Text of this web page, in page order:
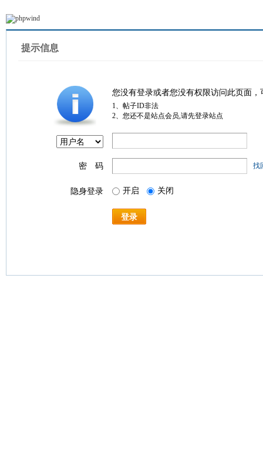
提示信息
您没有登录或者您没有权限访问此页面
1、帖子ID非法
2、您还不是站点会员,请先登录站点
密 码 找
隐身登录 开启 关闭
登录